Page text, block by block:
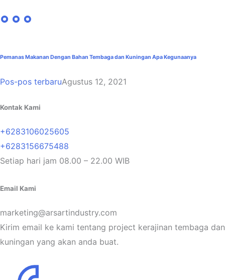
Pemanas Makanan Dengan Bahan Tembaga dan Kuningan Apa Kegunaanya
Pos-pos terbaruAgustus 12, 2021
Kontak Kami
+6283106025605
+6283156675488
Setiap hari jam 08.00 – 22.00 WIB
Email Kami
marketing@arsartindustry.com
Kirim email ke kami tentang project kerajinan tembaga dan
kuningan yang akan anda buat.